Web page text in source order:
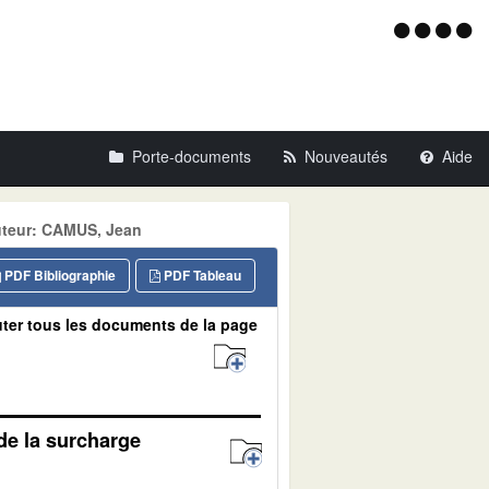
Menu
Porte-documents Nouveautés Aide
CAMUS, Jean
PDF Tableau
PDF Bibliographie
tous les documents de la page
la surcharge